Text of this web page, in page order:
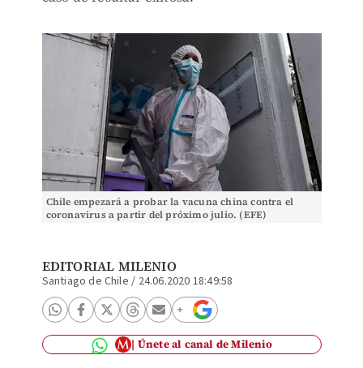
Chile empezará a probar la vacuna china contra el
coronavirus a partir del próximo julio. (EFE)
EDITORIAL MILENIO
Santiago de Chile / 24.06.2020 18:49:58
Únete al canal de Milenio